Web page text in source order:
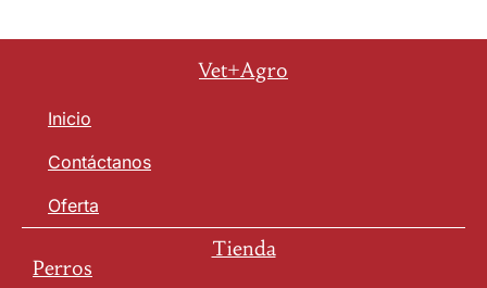
Vet+Agro
Inicio
Contáctanos
Oferta
Tienda
Perros